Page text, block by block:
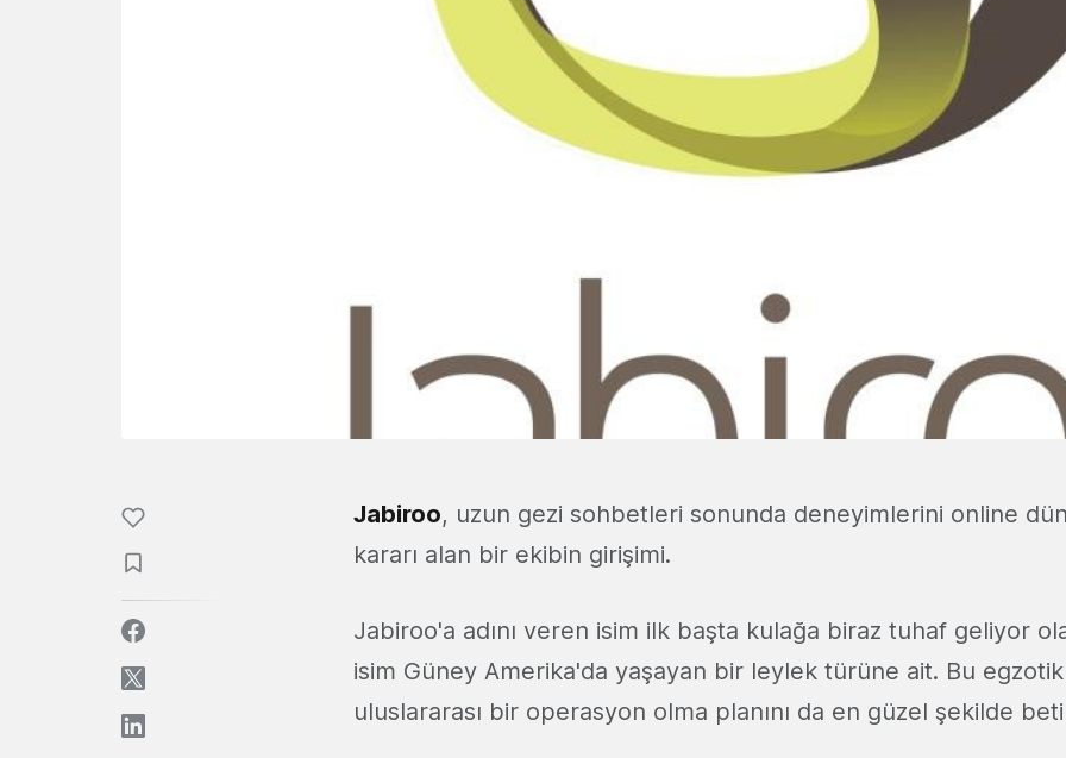
Jabiroo, uzun gezi sohbetleri sonunda deneyimlerini online
kararı alan bir ekibin girişimi.
Jabiroo'a adını veren isim ilk başta kulağa biraz tuhaf geliyor
isim Güney Amerika'da yaşayan bir leylek türüne ait. Bu
uluslararası bir operasyon olma planını da en güzel şekilde